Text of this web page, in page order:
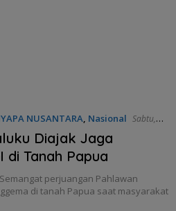
NUSANTARA, Nasional Sabtu,
Diajak Jaga
di Tanah Papua
Semangat perjuangan Pahlawan
di tanah Papua saat masyarakat